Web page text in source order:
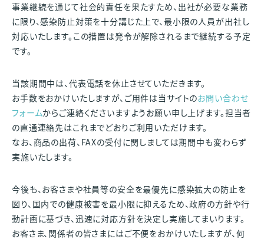
事業継続を通じて社会的責任を果たすため、出社が必要な業務
に限り、感染防止対策を十分講じた上で、最小限の人員が出社し
対応いたします。この措置は発令が解除されるまで継続する予定
です。
当該期間中は、代表電話を休止させていただきます。
お手数をおかけいたしますが、ご用件は当サイトのお問い合わせ
フォームからご連絡くださいますようお願い申し上げます。担当者
の直通連絡先はこれまでどおりご利用いただけます。
なお、商品の出荷、FAXの受付に関しましては期間中も変わらず
実施いたします。
今後も、お客さまや社員等の安全を最優先に感染拡大の防止を
図り、国内での健康被害を最小限に抑えるため、政府の方針や行
動計画に基づき、迅速に対応方針を決定し実施してまいります。
お客さま、関係者の皆さまにはご不便をおかけいたしますが、何